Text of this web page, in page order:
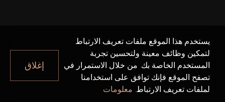
يستخدم هذا الموقع ملفات تعريف الارتباط
لتمكين وظائف معينة ولتحسين تجربة
المستخدم الخاصة بك. من خلال الاستمرار في
تصفح الموقع فإنك توافق على استخدامنا
لملفات تعريف الارتباط. معلومات
إغلاق